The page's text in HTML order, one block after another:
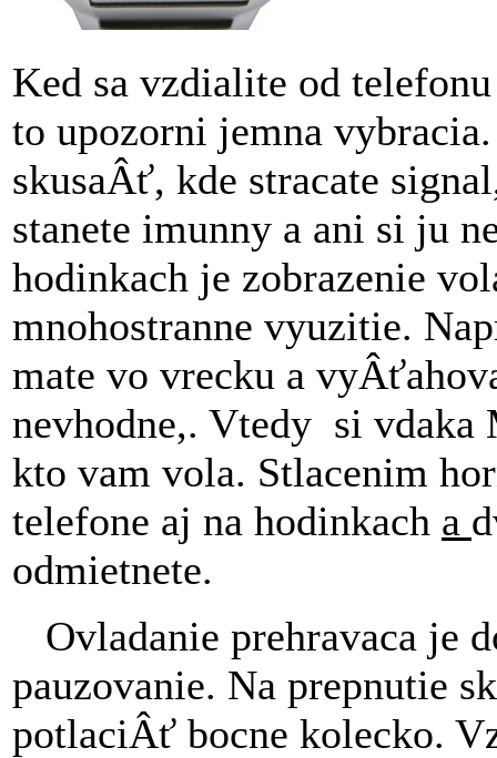
Ked sa vzdialite od
to upozorni jemna
skusaÂť, kde stracate
stanete imunny a ani si ju
hodinkach je zobrazenie
mnohostranne vyuzitie.
mate vo vrecku a
nevhodne,. Vtedy si
kto vam vola. Stlacenim
telefone aj na hodinkach a
odmietnete.
Ovladanie prehravaca je
pauzovanie. Na prepnutie
potlaciÂť bocne kolecko.